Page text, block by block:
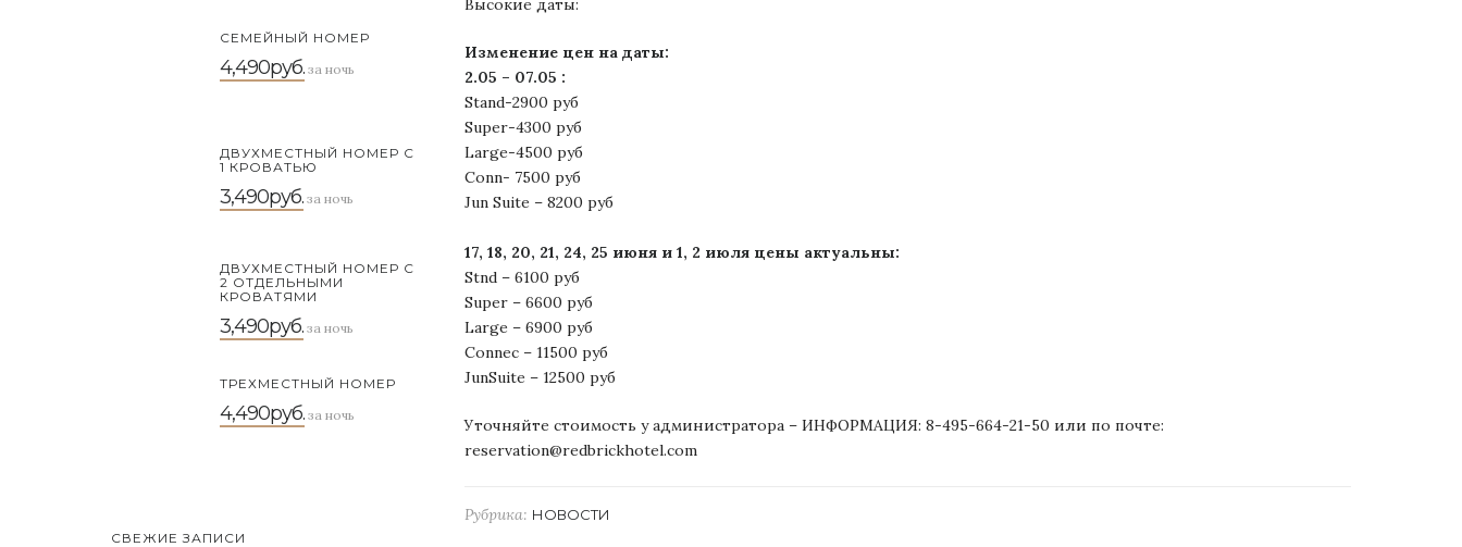
Высокие даты:
Изменение цен на даты:
2.05 – 07.05 :
Stand-2900 руб
Super-4300 руб
Large-4500 руб
Conn- 7500 руб
Jun Suite – 8200 руб
17, 18, 20, 21, 24, 25 июня и 1, 2 июля цены актуальны:
Stnd – 6100 руб
Super – 6600 руб
Large – 6900 руб
Connec – 11500 руб
JunSuite – 12500 руб
Уточняйте стоимость у администратора – ИНФОРМАЦИЯ: 8-495-664-21-50 или по почте:
reservation@redbrickhotel.com
Рубрика: НОВОСТИ
СЕМЕЙНЫЙ НОМЕР
4,490руб. за ночь
ДВУХМЕСТНЫЙ НОМЕР С
1 КРОВАТЬЮ
3,490руб. за ночь
ДВУХМЕСТНЫЙ НОМЕР С
2 ОТДЕЛЬНЫМИ
КРОВАТЯМИ
3,490руб. за ночь
ТРЕХМЕСТНЫЙ НОМЕР
4,490руб. за ночь
СВЕЖИЕ ЗАПИСИ